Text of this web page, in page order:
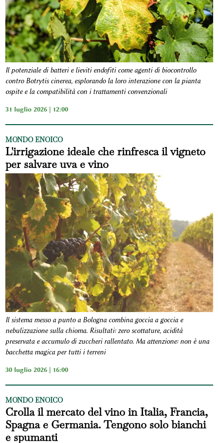
Il potenziale di batteri e lieviti endofiti come agenti di biocontrollo
contro Botrytis cinerea, esplorando la loro interazione con la pianta
ospite e la compatibilità con i trattamenti convenzionali
31 luglio 2026 | 12:00
MONDO ENOICO
L'irrigazione ideale che rinfresca il vigneto
per salvare uva e vino
Il sistema messo a punto a Bologna combina goccia a goccia e
nebulizzazione sulla chioma. Risultati: zero scottature, acidità
preservata e accumulo di zuccheri rallentato. Ma attenzione: non è una
bacchetta magica per tutti i terreni
30 luglio 2026 | 16:00
MONDO ENOICO
Crolla il mercato del vino in Italia, Francia,
Spagna e Germania. Tengono solo bianchi
e spumanti